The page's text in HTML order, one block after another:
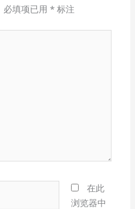
必填项已用* 标注
在此
浏览器中